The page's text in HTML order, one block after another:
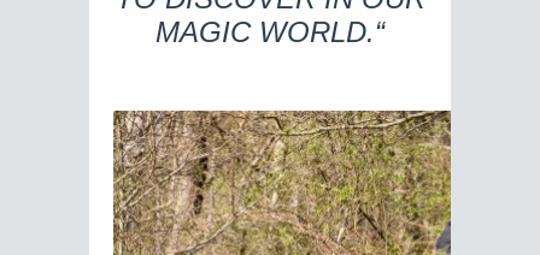
MAGIC WORLD.“